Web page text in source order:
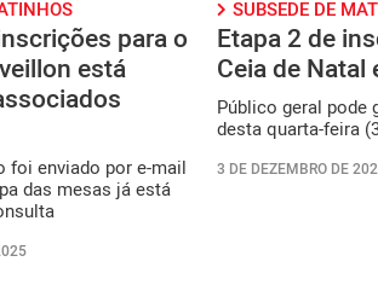
para o
está
foi enviado por e-mail
das mesas já está
SUBSEDE DE
Etapa 2 de
Ceia de Natal
Público geral pode
desta quarta-feira
3 DE DEZEMBRO DE